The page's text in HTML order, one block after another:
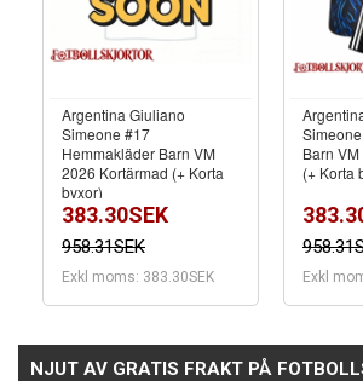
Argentina Giuliano
Simeone #17
Hemmakläder Barn VM
2026 Kortärmad (+ Korta
byxor)
383.30SEK
958.31SEK
Exkl moms: 383.30SEK
Barn
(+ Korta
Exkl
NJUT AV GRATIS FRAKT PÅ